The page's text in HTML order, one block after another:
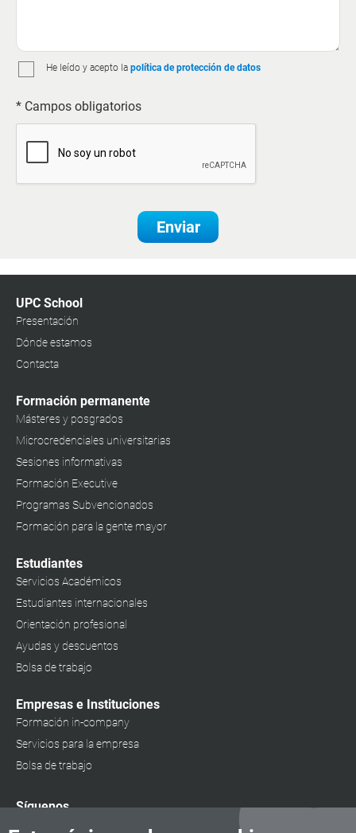
He leído y acepto la política de protección de datos
* Campos obligatorios
Enviar
UPC School
Presentación
Dónde estamos
Contacta
Formación permanente
Másteres y posgrados
Microcredenciales universitarias
Sesiones informativas
Formación Executive
Programas Subvencionados
Formación para la gente mayor
Estudiantes
Servicios Académicos
Estudiantes internacionales
Orientación profesional
Ayudas y descuentos
Bolsa de trabajo
Empresas e Instituciones
Formación in-company
Servicios para la empresa
Bolsa de trabajo
Síguenos